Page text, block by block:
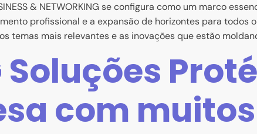
& NETWORKING se configura como um marco
profissional e a expansão de horizontes para
temas mais relevantes e as inovações que estão
Soluções
com